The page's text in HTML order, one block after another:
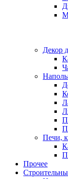
Декор
Печи,
Прочее